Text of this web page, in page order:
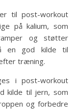
til post-workout
på kalium, som
og støtter
en god kilde til
træning.
i post-workout
kilde til jern, som
og forbedre